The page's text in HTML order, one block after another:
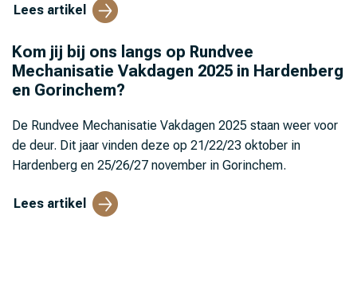
Lees artikel
Kom jij bij ons langs op Rundvee
Mechanisatie Vakdagen 2025 in Hardenberg
en Gorinchem?
De Rundvee Mechanisatie Vakdagen 2025 staan weer voor
de deur. Dit jaar vinden deze op 21/22/23 oktober in
Hardenberg en 25/26/27 november in Gorinchem.
Lees artikel